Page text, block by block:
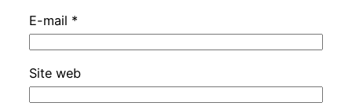
E-mail *
Site web